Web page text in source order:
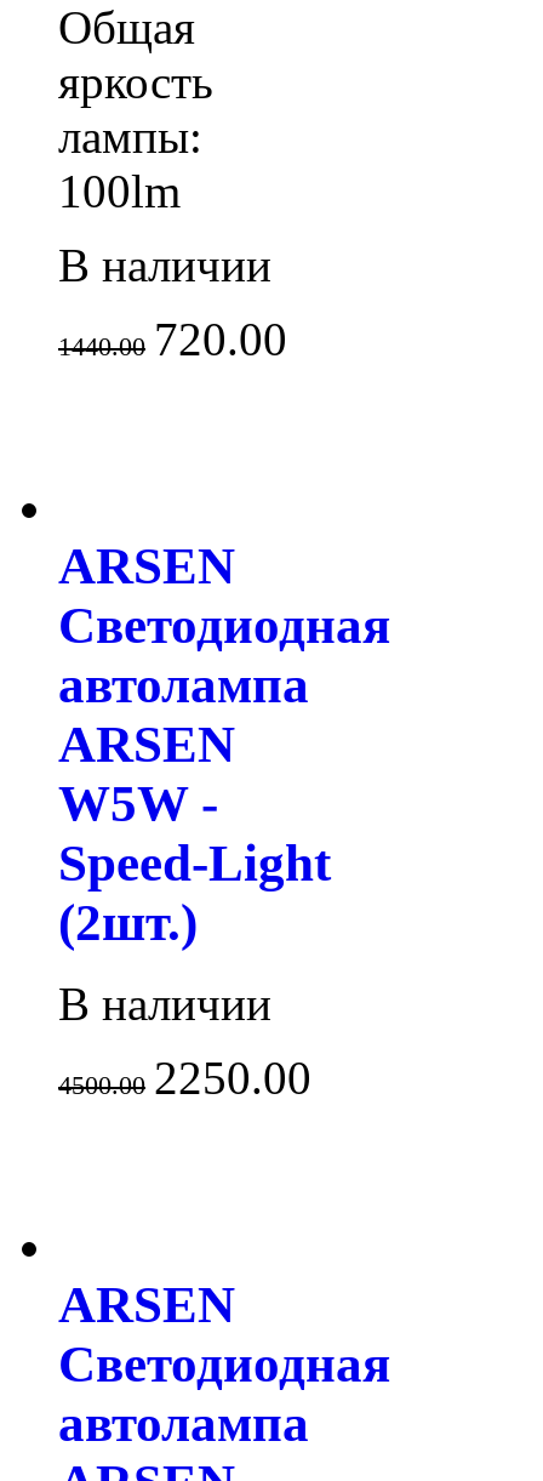
Общая
яркость
лампы:
100lm
В наличии
1440.00 720.00
ARSEN
Светодиодная
автолампа
ARSEN
W5W -
Speed-Light
(2шт.)
В наличии
4500.00 2250.00
ARSEN
Светодиодная
автолампа